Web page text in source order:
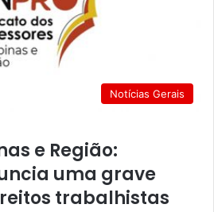
Notícias Gerais
e Região:
uma grave
trabalhistas